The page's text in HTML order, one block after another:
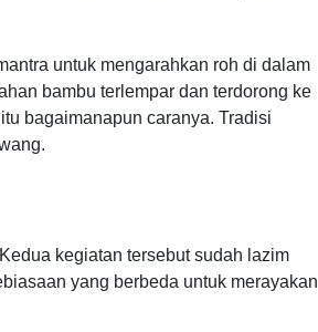
untuk mengarahkan roh di dalam
bambu terlempar dan terdorong ke
bagaimanapun caranya. Tradisi
kegiatan tersebut sudah lazim
yang berbeda untuk merayakan